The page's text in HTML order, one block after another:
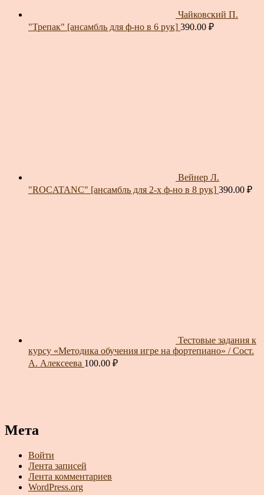
Чайковский П.
"Трепак" [ансамбль для ф-но в 6 рук] 390.00 ₽
Вейнер Л.
"ROCATANC" [ансамбль для 2-х ф-но в 8 рук] 390.00 ₽
Тестовые задания к
курсу «Методика обучения игре на фортепиано» / Сост.
А. Алексеева 100.00 ₽
Мета
Войти
Лента записей
Лента комментариев
WordPress.org